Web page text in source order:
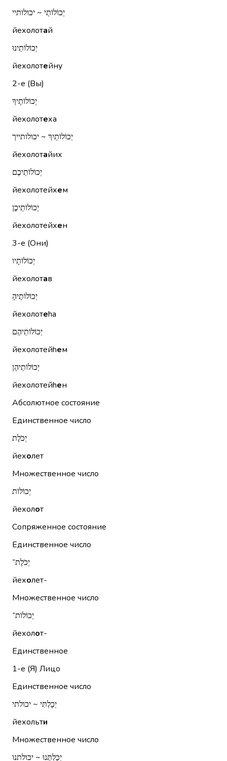
יְכוֹלוֹתַי ~ יכולותיי
йехолотай
יְכוֹלוֹתֵינוּ
йехолотейну
2-е (Вы)
יְכוֹלוֹתֶיךָ
йехолотеха
יְכוֹלוֹתַיִךְ ~ יכולותייך
йехолотайих
יְכוֹלוֹתֵיכֶם
йехолотейхем
יְכוֹלוֹתֵיכֶן
йехолотейхен
3-е (Они)
יְכוֹלוֹתָיו
йехолотав
יְכוֹלוֹתֶיהָ
йехолотеhа
יְכוֹלוֹתֵיהֶם
йехолотейhем
יְכוֹלוֹתֵיהֶן
йехолотейhен
Абсолютное состояние
Единственное число
יְכֹלֶת
йехолет
Множественное число
יְכוֹלוֹת
йехолот
Сопряженное состояние
Единственное число
יְכֹלֶת־
йехолет-
Множественное число
יְכוֹלוֹת־
йехолот-
Единственное
1-е (Я) Лицо
Единственное число
יְכָלְתִּי ~ יכולתי
йехольти
Множественное число
יְכָלְתֵּנוּ ~ יכולתנו